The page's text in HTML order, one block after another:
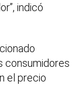
indicó
consumidores
el precio